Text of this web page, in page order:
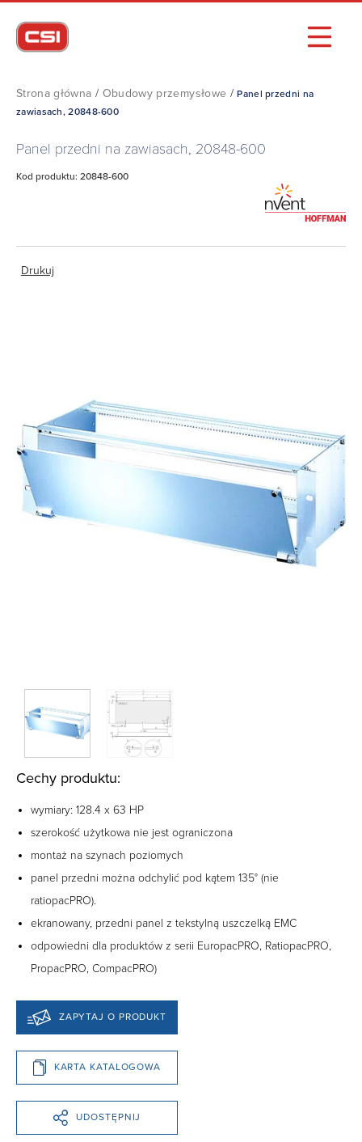
Strona główna / Obudowy przemysłowe /Panel przedni na
zawiasach, 20848-600
Panel przedni na zawiasach, 20848-600
Kod produktu: 20848-600
Drukuj
Cechy produktu:
wymiary: 128.4 x 63 HP
szerokość użytkowa nie jest ograniczona
montaż na szynach poziomych
panel przedni można odchylić pod kątem 135° (nie
ratiopacPRO).
ekranowany, przedni panel z tekstylną uszczelką EMC
odpowiedni dla produktów z serii EuropacPRO, RatiopacPRO,
PropacPRO, CompacPRO)
ZAPYTAJ O PRODUKT
KARTA KATALOGOWA
UDOSTĘPNIJ